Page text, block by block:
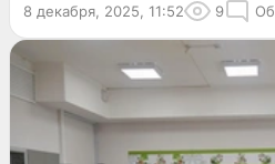
8 декабря, 2025, 11:52 9